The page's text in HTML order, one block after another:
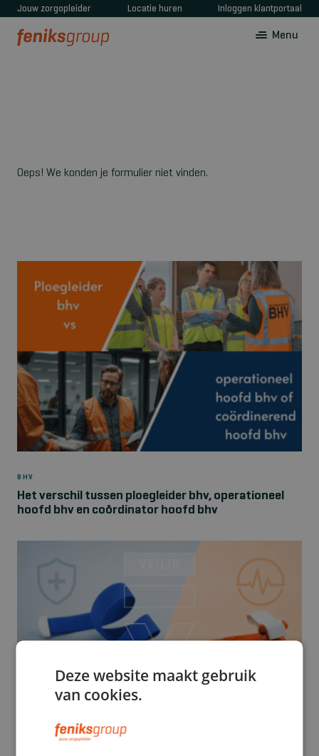
Jouw zorgopleider Locatie huren Inloggen klantportaal
Menu
Oeps! We konden je formulier niet vinden.
BHV
Het verschil tussen ploegleider bhv, operationeel
hoofd bhv en coördinator hoofd bhv
Deze website maakt gebruik
van cookies.